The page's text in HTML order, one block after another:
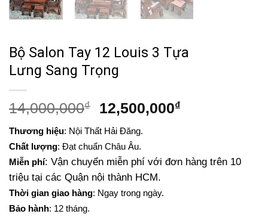
Bộ Salon Tay 12 Louis 3 Tựa
Lưng Sang Trọng
14,000,000₫
Giá
là:
14,000,000₫.
12,500,000₫Giá
12,500,000₫.
Thương hiệu: Nội Thất Hải Đăng.
Chất lượng: Đạt chuẩn Châu Âu.
Miễn phí: Vận chuyển miễn phí với đơn hàng trên 10
triệu tại các Quận nội thành HCM.
Thời gian giao hàng: Ngay trong ngày.
Bảo hành: 12 tháng.